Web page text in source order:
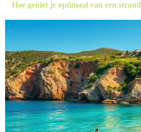
Hoe geniet je optimaal van een